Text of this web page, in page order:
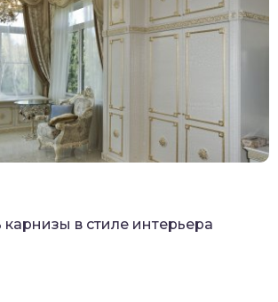
в стиле интерьера